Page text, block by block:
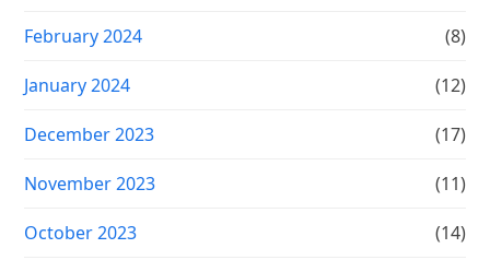
February 2024 (8)
January 2024 (12)
December 2023 (17)
November 2023 (11)
October 2023 (14)